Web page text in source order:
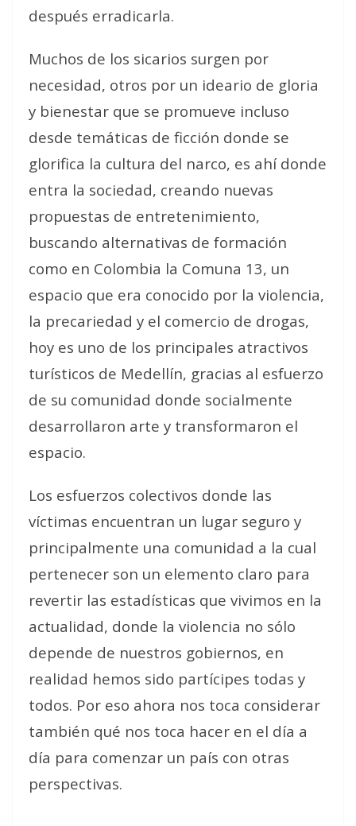
después erradicarla.
Muchos de los sicarios surgen por
necesidad, otros por un ideario de gloria
y bienestar que se promueve incluso
desde temáticas de ficción donde se
glorifica la cultura del narco, es ahí donde
entra la sociedad, creando nuevas
propuestas de entretenimiento,
buscando alternativas de formación
como en Colombia la Comuna 13, un
espacio que era conocido por la violencia,
la precariedad y el comercio de drogas,
hoy es uno de los principales atractivos
turísticos de Medellín, gracias al esfuerzo
de su comunidad donde socialmente
desarrollaron arte y transformaron el
espacio.
Los esfuerzos colectivos donde las
víctimas encuentran un lugar seguro y
principalmente una comunidad a la cual
pertenecer son un elemento claro para
revertir las estadísticas que vivimos en la
actualidad, donde la violencia no sólo
depende de nuestros gobiernos, en
realidad hemos sido partícipes todas y
todos. Por eso ahora nos toca considerar
también qué nos toca hacer en el día a
día para comenzar un país con otras
perspectivas.